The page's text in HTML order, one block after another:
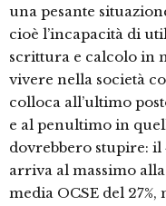
una pesante
cioè l’incapacità di
scrittura e calcolo in
vivere nella società
colloca all’ultimo
e al penultimo in
dovrebbero stupire: il
arriva al massimo
media OCSE del